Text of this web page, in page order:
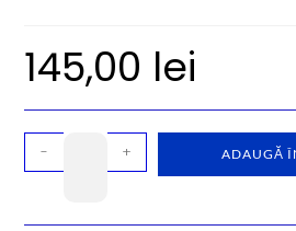
145,00 lei
- + ADAUGĂ